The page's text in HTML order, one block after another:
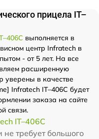
прицела IT–
выполняется в
центр Infratech в
- от 5 лет. На все
расширенную
уверены в качестве
Infratech IT–406С будет
заказа на сайте
связи.
IT–406С
требует большого